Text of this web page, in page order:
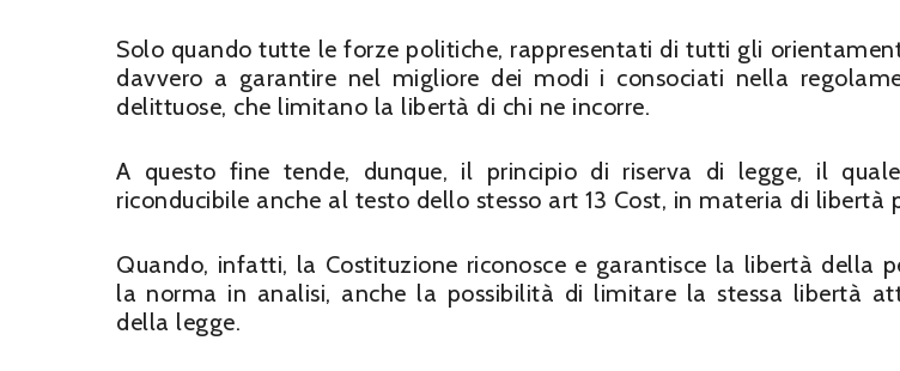
Solo quando tutte le forze politiche, rappresentati di tutti gli
davvero a garantire nel migliore dei modi i consociati nella
delittuose, che limitano la libertà di chi ne incorre.
A questo fine tende, dunque, il principio di riserva di legge, il
riconducibile anche al testo dello stesso art 13 Cost, in materia di libertà
Quando, infatti, la Costituzione riconosce e garantisce la libertà della
la norma in analisi, anche la possibilità di limitare la stessa libertà
della legge.